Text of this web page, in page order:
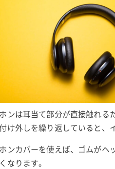
ンは耳当て部分が直接触れる
け外しを繰り返していると、
ンカバーを使えば、ゴムがヘ
なります。